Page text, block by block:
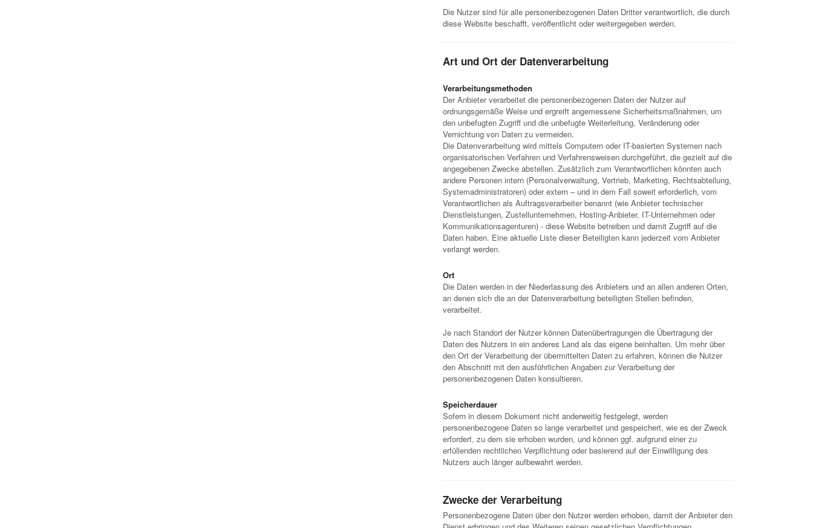
Die Nutzer sind für alle personenbezogenen Daten Dritter verantwortlich, die durch
diese Website beschafft, veröffentlicht oder weitergegeben werden.
Art und Ort der Datenverarbeitung
Verarbeitungsmethoden
Der Anbieter verarbeitet die personenbezogenen Daten der Nutzer auf
ordnungsgemäße Weise und ergreift angemessene Sicherheitsmaßnahmen, um
den unbefugten Zugriff und die unbefugte Weiterleitung, Veränderung oder
Vernichtung von Daten zu vermeiden.
Die Datenverarbeitung wird mittels Computern oder IT-basierten Systemen nach
organisatorischen Verfahren und Verfahrensweisen durchgeführt, die gezielt auf die
angegebenen Zwecke abstellen. Zusätzlich zum Verantwortlichen könnten auch
andere Personen intern (Personalverwaltung, Vertrieb, Marketing, Rechtsabteilung,
Systemadministratoren) oder extern – und in dem Fall soweit erforderlich, vom
Verantwortlichen als Auftragsverarbeiter benannt (wie Anbieter technischer
Dienstleistungen, Zustellunternehmen, Hosting-Anbieter, IT-Unternehmen oder
Kommunikationsagenturen) - diese Website betreiben und damit Zugriff auf die
Daten haben. Eine aktuelle Liste dieser Beteiligten kann jederzeit vom Anbieter
verlangt werden.
Ort
Die Daten werden in der Niederlassung des Anbieters und an allen anderen Orten,
an denen sich die an der Datenverarbeitung beteiligten Stellen befinden,
verarbeitet.
Je nach Standort der Nutzer können Datenübertragungen die Übertragung der
Daten des Nutzers in ein anderes Land als das eigene beinhalten. Um mehr über
den Ort der Verarbeitung der übermittelten Daten zu erfahren, können die Nutzer
den Abschnitt mit den ausführlichen Angaben zur Verarbeitung der
personenbezogenen Daten konsultieren.
Speicherdauer
Sofern in diesem Dokument nicht anderweitig festgelegt, werden
personenbezogene Daten so lange verarbeitet und gespeichert, wie es der Zweck
erfordert, zu dem sie erhoben wurden, und können ggf. aufgrund einer zu
erfüllenden rechtlichen Verpflichtung oder basierend auf der Einwilligung des
Nutzers auch länger aufbewahrt werden.
Zwecke der Verarbeitung
Personenbezogene Daten über den Nutzer werden erhoben, damit der Anbieter den